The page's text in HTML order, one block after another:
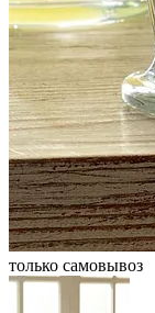
только самовывоз